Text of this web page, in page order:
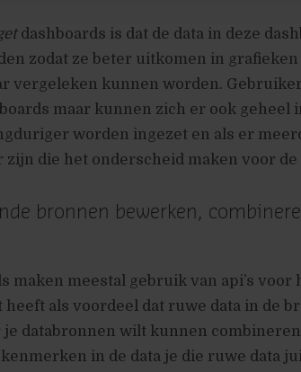
dashboards is dat de data in deze
zodat ze beter uitkomen in
vergeleken kunnen worden.
maar kunnen zich er ook geheel
worden ingezet en als er
zijn die het onderscheid maken voor de
bronnen bewerken,
maken meestal gebruik van api’s voor
als voordeel dat ruwe data in de
je databronnen wilt kunnen
in de data je die ruwe data